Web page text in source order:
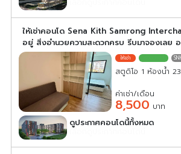
ให้เช่าคอนโด Sena Kith Samrong
อยู่ สิ่งอำนวยความสะดวกครบ รีบมาจองเลย
สตูดิโอ 1 ห้องน้ำ
ค่าเช่า/เดือน
8,500 บาท
ดูประกาศคอนโดนี้ทั้งหมด